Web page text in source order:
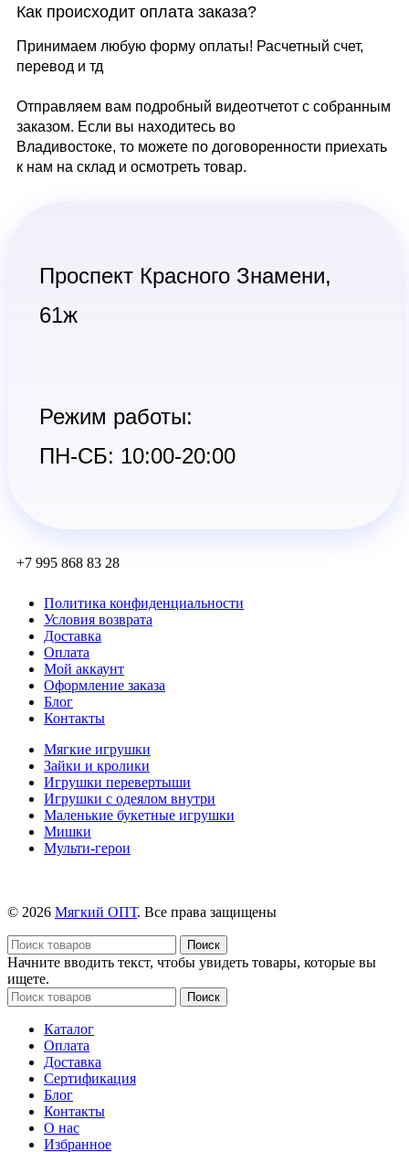
Как происходит оплата заказа?
Принимаем любую форму оплаты! Расчетный счет,
перевод и тд
Отправляем вам подробный видеотчетот с собранным
заказом. Если вы находитесь во
Владивостоке, то можете по договоренности приехать
к нам на склад и осмотреть товар.
Проспект Красного Знамени,
61ж
Режим работы:
ПН-СБ: 10:00-20:00
+7 995 868 83 28
Политика конфиденциальности
Условия возврата
Доставка
Оплата
Мой аккаунт
Оформление заказа
Блог
Контакты
Мягкие игрушки
Зайки и кролики
Игрушки перевертыши
Игрушки с одеялом внутри
Маленькие букетные игрушки
Мишки
Мульти-герои
© 2026 Мягкий ОПТ. Все права защищены
Поиск
Начните вводить текст, чтобы увидеть товары, которые вы
ищете.
Поиск
Каталог
Оплата
Доставка
Сертификация
Блог
Контакты
О нас
Избранное